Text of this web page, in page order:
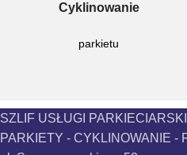
Cyklinowanie
parkietu
SZLIF USŁUGI
PARKIETY - CYKLINOWANIE -